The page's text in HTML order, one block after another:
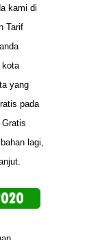
kami di
Tarif
kota
yang
pada
lagi,